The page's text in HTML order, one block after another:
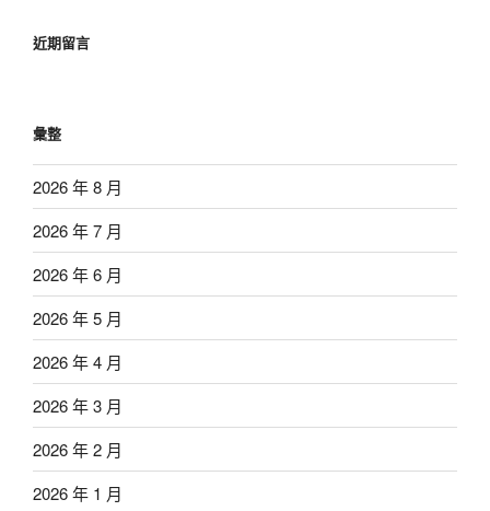
近期留言
彙整
2026 年 8 月
2026 年 7 月
2026 年 6 月
2026 年 5 月
2026 年 4 月
2026 年 3 月
2026 年 2 月
2026 年 1 月